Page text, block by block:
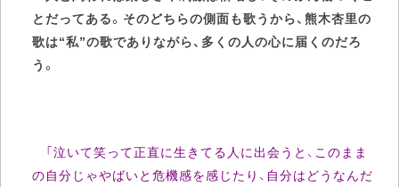
とだってある。そのどちらの側面も歌うから、熊木杏里の
歌は“私”の歌でありながら、多くの人の心に届くのだろ
う。
「泣いて笑って正直に生きてる人に出会うと、このまま
の自分じゃやばいと危機感を感じたり、自分はどうなんだ